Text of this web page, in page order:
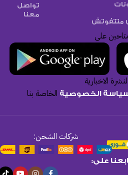
متتفوتش
تواصل
معنا
على
الاخبارية
الخصوصية الخاصة بنا
شركات الشحن:
على: